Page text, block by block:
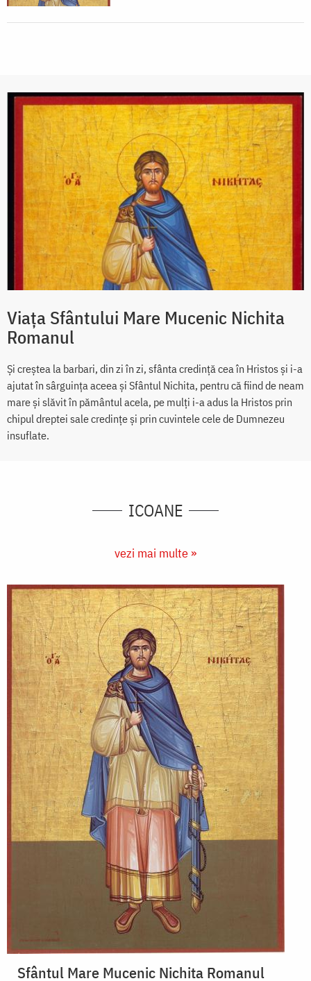
Viața Sfântului Mare Mucenic Nichita
Romanul
Și creștea la barbari, din zi în zi, sfânta credință cea în Hristos și i-a
ajutat în sârguința aceea și Sfântul Nichita, pentru că fiind de neam
mare și slăvit în pământul acela, pe mulți i-a adus la Hristos prin
chipul dreptei sale credințe și prin cuvintele cele de Dumnezeu
insuflate.
ICOANE
vezi mai multe »
Sfântul Mare Mucenic Nichita Romanul